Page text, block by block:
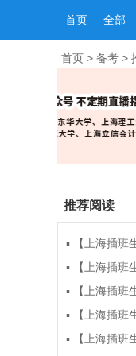
首页 全部
首页 > 备考 >
推荐阅读
▪
【上海插
▪
【上海插
▪
【上海插
▪
【上海插
▪
【上海插